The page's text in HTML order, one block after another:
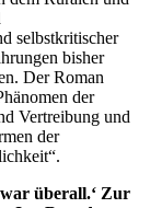
selbstkritischer
bisher
Der Roman
der
Vertreibung und
der
überall.‘ Zur